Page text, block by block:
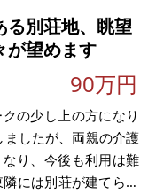
り古い物件のため、
る別荘地、眺望
が望めます
90万円
の少し上の方になり
したが、両親の介護
り、今後も利用は難